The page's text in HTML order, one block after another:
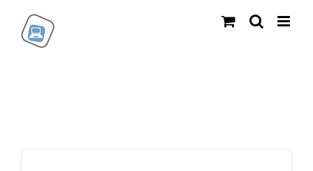
Inhalt
springen